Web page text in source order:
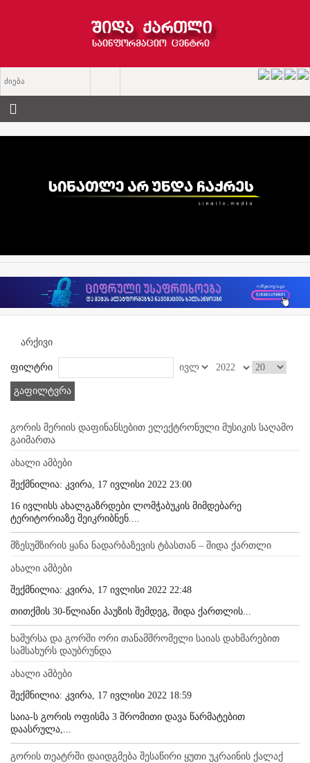
არქივი
ფილტრი
გაფილტვრა
გორის მერიის დაფინანსებით ელექტრონული მუსიკის საღამო
გაიმართა
ახალი ამბები
შექმნილია: კვირა, 17 ივლისი 2022 23:00
16 ივლისს ახალგაზრდები ლომჭაბუკის მიმდებარე
ტერიტორიაზე შეიკრიბნენ....
მზესუმზირის ყანა ნადარბაზევის ტბასთან – შიდა ქართლი
ახალი ამბები
შექმნილია: კვირა, 17 ივლისი 2022 22:48
თითქმის 30-წლიანი პაუზის შემდეგ, შიდა ქართლის...
ხაშურსა და გორში ორი თანამშრომელი საიას დახმარებით
სამსახურს დაუბრუნდა
ახალი ამბები
შექმნილია: კვირა, 17 ივლისი 2022 18:59
საია-ს გორის ოფისმა 3 შრომითი დავა წარმატებით
დაასრულა,...
გორის თეატრში დაიდგმება შესაწირი ყუთი უკრაინის ქალაქ